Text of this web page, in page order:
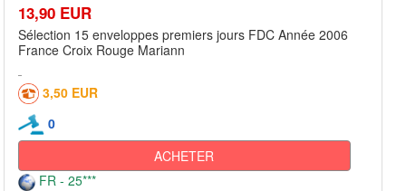
13,90 EUR
Sélection 15 enveloppes premiers jours FDC Année 2006
France Croix Rouge Mariann
3,50 EUR
0
ACHETER
FR - 25***